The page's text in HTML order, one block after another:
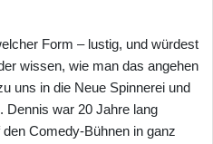
Form – lustig, und würdest
wissen, wie man das angehen
uns in die Neue Spinnerei und
Dennis war 20 Jahre lang
Comedy-Bühnen in ganz